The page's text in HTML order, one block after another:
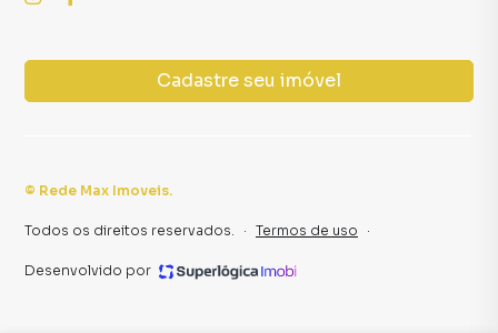
Cadastre seu imóvel
© Rede Max Imoveis.
Todos os direitos reservados. · Termos de uso ·
Desenvolvido por